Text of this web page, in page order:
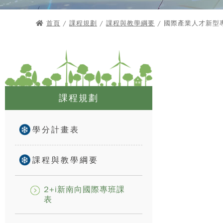
首頁 / 課程規劃 / 課程與教學綱要 / 國際產業人才新型
課程規劃
學分計畫表
課程與教學綱要
2+i新南向國際專班課
表